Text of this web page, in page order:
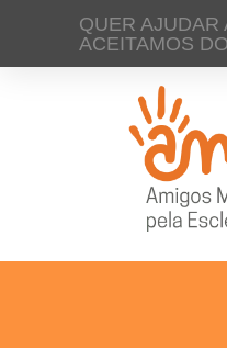
QUER AJUDAR
ACEITAMOS